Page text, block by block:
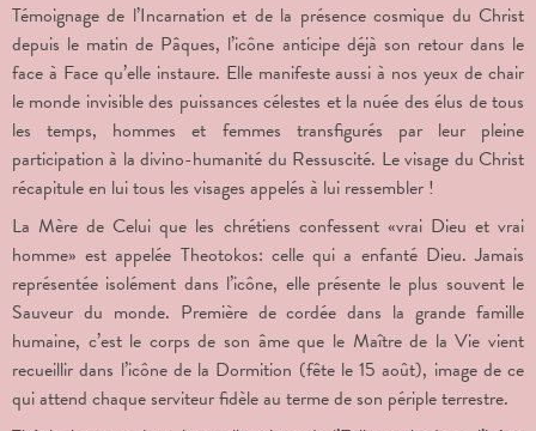
Témoignage de l’Incarnation et de la présence cosmique du Christ
depuis le matin de Pâques, l’icône anticipe déjà son retour dans le
face à Face qu’elle instaure. Elle manifeste aussi à nos yeux de chair
le monde invisible des puissances célestes et la nuée des élus de tous
les temps, hommes et femmes transfigurés par leur pleine
participation à la divino-humanité du Ressuscité. Le visage du Christ
récapitule en lui tous les visages appelés à lui ressembler !
La Mère de Celui que les chrétiens confessent «vrai Dieu et vrai
homme» est appelée Theotokos: celle qui a enfanté Dieu. Jamais
représentée isolément dans l’icône, elle présente le plus souvent le
Sauveur du monde. Première de cordée dans la grande famille
humaine, c’est le corps de son âme que le Maître de la Vie vient
recueillir dans l’icône de la Dormition (fête le 15 août), image de ce
qui attend chaque serviteur fidèle au terme de son périple terrestre.